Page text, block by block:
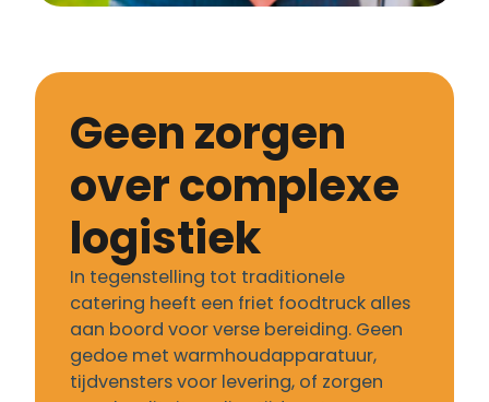
Geen zorgen
over complexe
logistiek
In tegenstelling tot traditionele
catering heeft een friet foodtruck alles
aan boord voor verse bereiding. Geen
gedoe met warmhoudapparatuur,
tijdvensters voor levering, of zorgen